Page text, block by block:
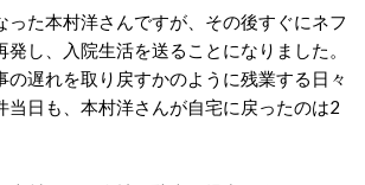
った本村洋さんですが、その後すぐにネフ
発し、入院生活を送ることになりました。
の遅れを取り戻すかのように残業する日々
当日も、本村洋さんが自宅に戻ったのは2